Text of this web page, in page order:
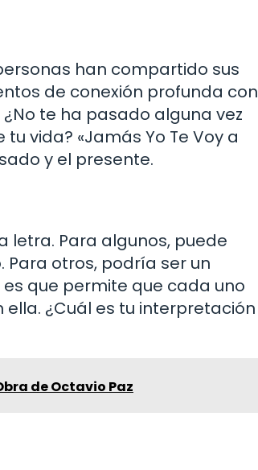
han compartido sus
de conexión profunda con
te ha pasado alguna vez
vida? «Jamás Yo Te Voy a
y el presente.
Para algunos, puede
otros, podría ser un
que permite que cada uno
¿Cuál es tu interpretación
de Octavio Paz